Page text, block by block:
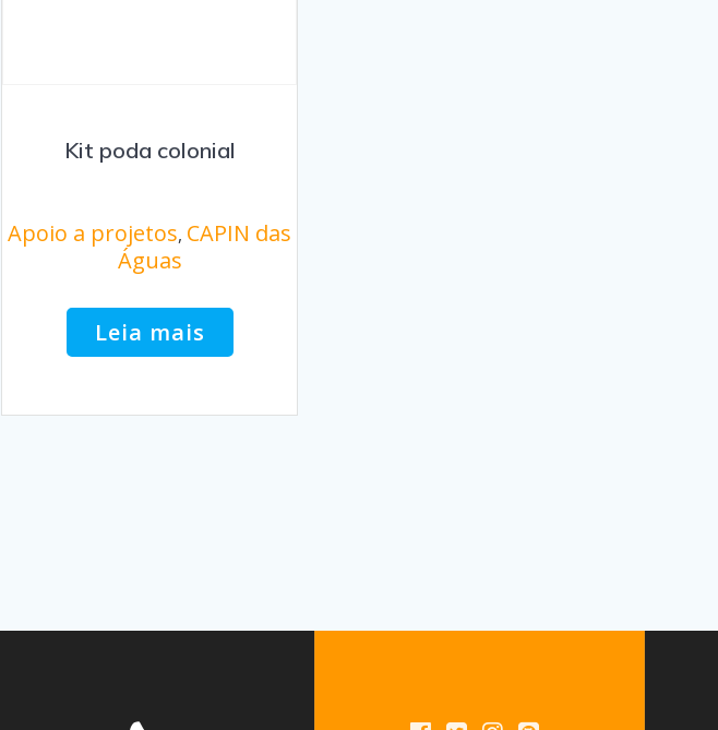
Kit poda colonial
Apoio a projetos, CAPIN das
Águas
Leia mais